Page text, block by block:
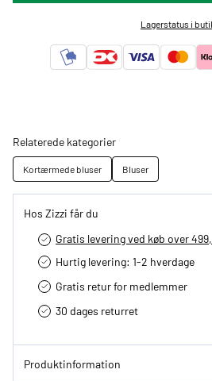
Lagerstatus i
Relaterede kategorier
Kortærmede bluser Bluser
Hos Zizzi får du
Gratis levering ved køb over
Hurtig levering­: 1-2 hverdage
Gratis retur for medlemmer
30 dages returret
Produktinformation